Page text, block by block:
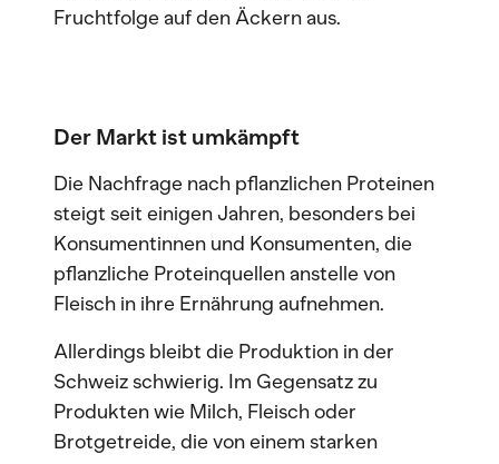
Fruchtfolge auf den Äckern aus.
Der Markt ist umkämpft
Die Nachfrage nach pflanzlichen Proteinen
steigt seit einigen Jahren, besonders bei
Konsumentinnen und Konsumenten, die
pflanzliche Proteinquellen anstelle von
Fleisch in ihre Ernährung aufnehmen.
Allerdings bleibt die Produktion in der
Schweiz schwierig. Im Gegensatz zu
Produkten wie Milch, Fleisch oder
Brotgetreide, die von einem starken